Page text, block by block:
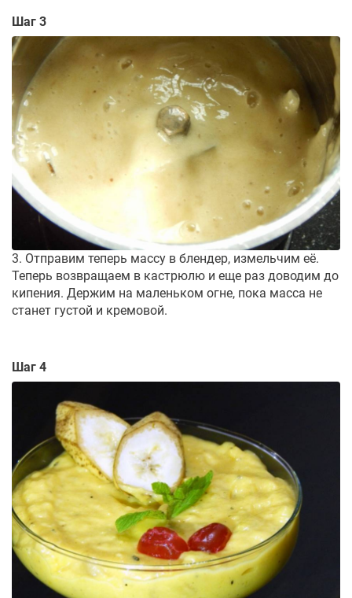
Шаг 3
3. Отправим теперь массу в блендер, измельчим её.
Теперь возвращаем в кастрюлю и еще раз доводим до
кипения. Держим на маленьком огне, пока масса не
станет густой и кремовой.
Шаг 4